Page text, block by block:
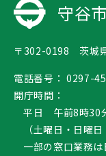
守谷
〒302-0198 茨城
電話番号： 0297-
開庁時間：
平日 午前8時30
（土曜日・日曜
一部の窓口業務は